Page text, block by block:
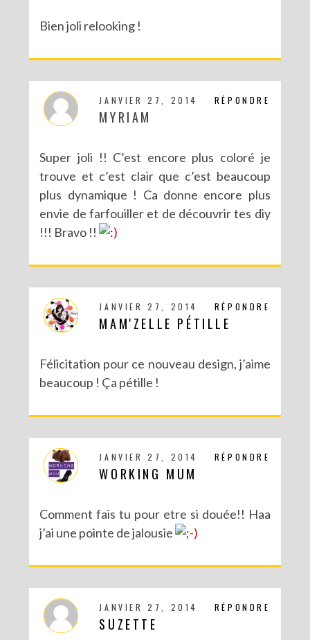
Bien joli relooking !
RÉPONDRE
JANVIER 27, 2014
MYRIAM
Super joli !! C’est encore plus coloré je
trouve et c’est clair que c’est beaucoup
plus dynamique ! Ca donne encore plus
envie de farfouiller et de découvrir tes diy
!!! Bravo !!
RÉPONDRE
JANVIER 27, 2014
MAM'ZELLE PÉTILLE
Félicitation pour ce nouveau design, j’aime
beaucoup ! Ça pétille !
RÉPONDRE
JANVIER 27, 2014
WORKING MUM
Comment fais tu pour etre si douée!! Haa
j’ai une pointe de jalousie
RÉPONDRE
JANVIER 27, 2014
SUZETTE